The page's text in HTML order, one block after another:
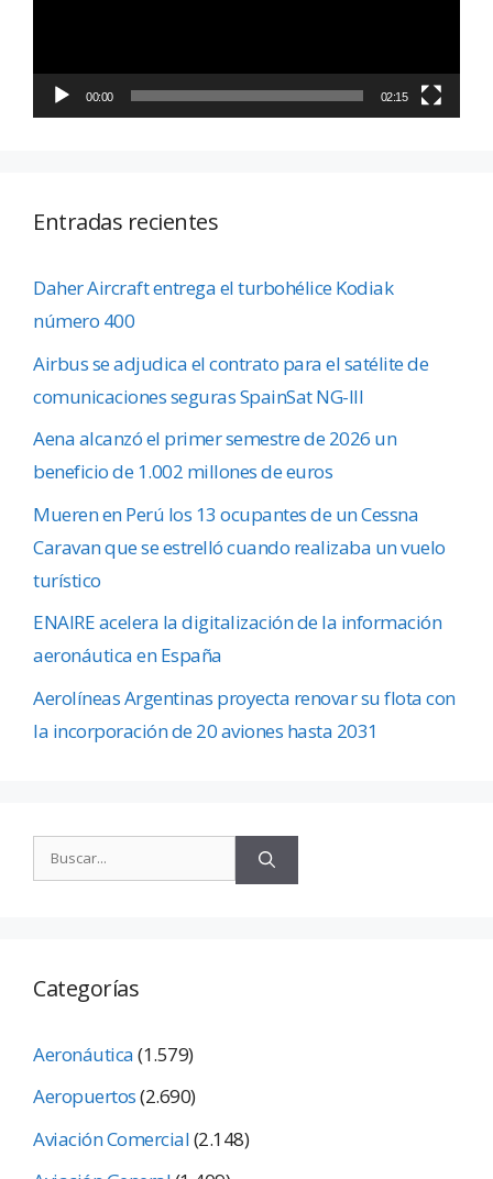
00:00 02:15
Entradas recientes
Daher Aircraft entrega el turbohélice Kodiak
número 400
Airbus se adjudica el contrato para el satélite de
comunicaciones seguras SpainSat NG-III
Aena alcanzó el primer semestre de 2026 un
beneficio de 1.002 millones de euros
Mueren en Perú los 13 ocupantes de un Cessna
Caravan que se estrelló cuando realizaba un vuelo
turístico
ENAIRE acelera la digitalización de la información
aeronáutica en España
Aerolíneas Argentinas proyecta renovar su flota con
la incorporación de 20 aviones hasta 2031
Categorías
Aeronáutica(1.579)
Aeropuertos(2.690)
Aviación Comercial(2.148)